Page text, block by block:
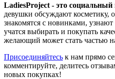
LadiesProject - это социальный
девушки обсуждают косметику,
знакомятся с новинками,
учатся выбирать и покупать
желающий может стать частью
Присоединяйтесь к нам прямо
комментируйте, делитесь
новых покупках!